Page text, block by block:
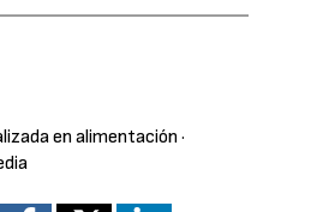
en alimentación ·